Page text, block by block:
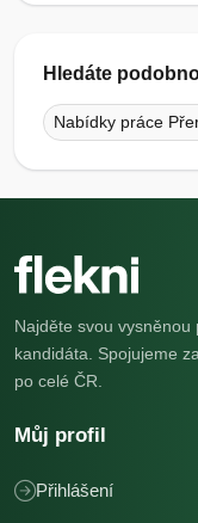
Hledáte
Nabídky práce
Najděte svou
kandidáta. Spojujeme
po celé ČR.
Můj profil
Přihlášení